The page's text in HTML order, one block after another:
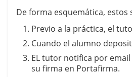
De forma esquemática,
Previo a la práctica, el
Cuando el alumno
EL tutor notifica por
su firma en Portafirma.